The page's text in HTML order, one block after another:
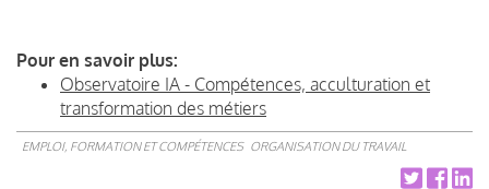
Pour en savoir plus:
Observatoire IA - Compétences, acculturation et
transformation des métiers
EMPLOI, FORMATION ET COMPÉTENCES ORGANISATION DU TRAVAIL